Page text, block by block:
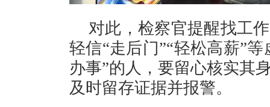
对此，检察官提醒找工
轻信“走后门”“轻松高薪”
办事”的人，要留心核实其
及时留存证据并报警。